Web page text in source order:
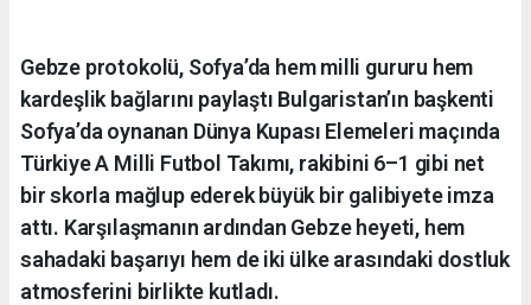
Gebze protokolü, Sofya’da hem milli gururu hem
kardeşlik bağlarını paylaştı Bulgaristan’ın başkenti
Sofya’da oynanan Dünya Kupası Elemeleri maçında
Türkiye A Milli Futbol Takımı, rakibini 6–1 gibi net
bir skorla mağlup ederek büyük bir galibiyete imza
attı. Karşılaşmanın ardından Gebze heyeti, hem
sahadaki başarıyı hem de iki ülke arasındaki dostluk
atmosferini birlikte kutladı.